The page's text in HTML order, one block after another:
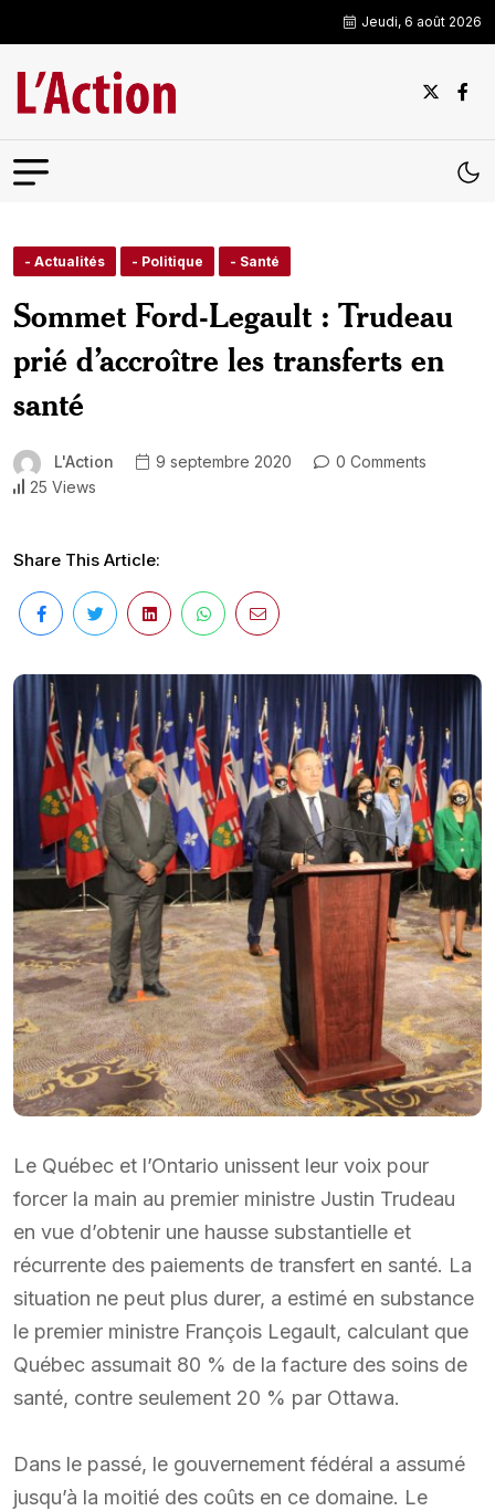
Jeudi, 6 août 2026
- Actualités - Politique - Santé
Sommet Ford-Legault : Trudeau
prié d’accroître les transferts en
santé
L'Action 9 septembre 2020
0 Comments
25 Views
Share This Article:
Le Québec et l’Ontario unissent leur voix pour
forcer la main au premier ministre Justin Trudeau
en vue d’obtenir une hausse substantielle et
récurrente des paiements de transfert en santé. La
situation ne peut plus durer, a estimé en substance
le premier ministre François Legault, calculant que
Québec assumait 80 % de la facture des soins de
santé, contre seulement 20 % par Ottawa.
Dans le passé, le gouvernement fédéral a assumé
jusqu’à la moitié des coûts en ce domaine. Le